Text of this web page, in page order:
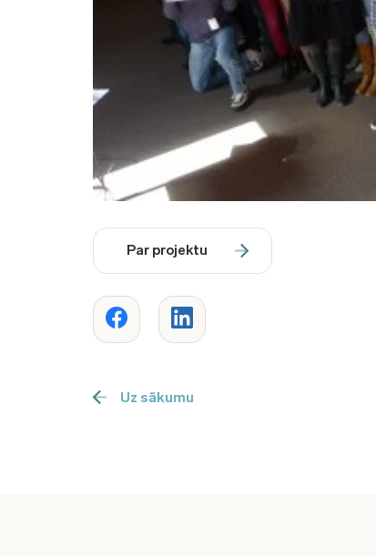
Par projektu
Uz sākumu